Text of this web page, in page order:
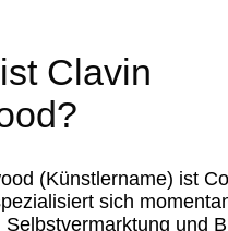
Clavin
(Künstlername) ist
sich
Selbstvermarktung und